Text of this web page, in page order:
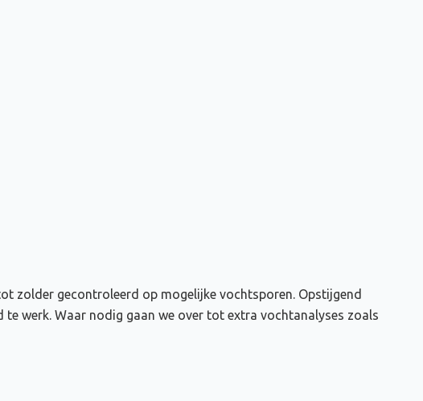
zolder gecontroleerd op mogelijke vochtsporen. Opstijgend
werk. Waar nodig gaan we over tot extra vochtanalyses zoals